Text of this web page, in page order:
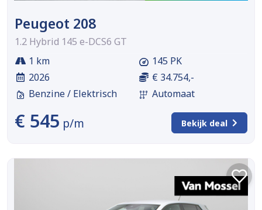
Peugeot 208
1.2 Hybrid 145 e-DCS6 GT
1 km
2026
Benzine / Elektrisch
145 PK
€ 34.754,-
Automaat
€ 545 p/m Bekijk deal